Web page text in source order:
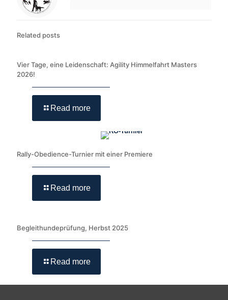
Related posts
Vier Tage, eine Leidenschaft: Agility Himmelfahrt Masters
2026!
Read more
Rally-Obedience-Turnier mit einer Premiere
Read more
Begleithundeprüfung, Herbst 2025
Read more